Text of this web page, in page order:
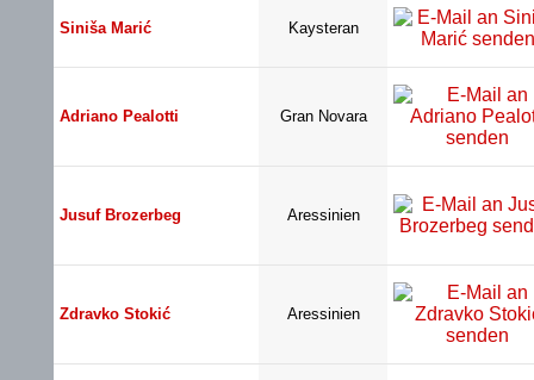
Siniša Marić Kaysteran
Adriano Pealotti Gran Novara
Jusuf Brozerbeg Aressinien
Zdravko Stokić Aressinien